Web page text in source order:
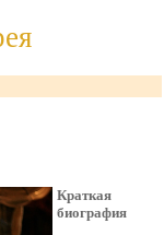
Краткая
биография